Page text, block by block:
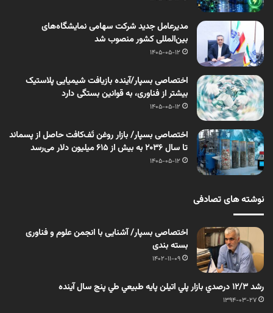
مدیرعامل جدید شرکت سهامی نمایشگاه‌های
بین‌المللی کشور منصوب شد
1405-05-12
اختصاصی بسپار/آینده بازیافت شیمیایی پلاستیک
بیشتر از فناوری، به قوانین بستگی دارد
1405-05-12
اختصاصی بسپار/ بازار روغن تَف‌کافت حاصل از پسماند
تا سال ۲۰۳۶ به بیش از ۶۱۵ میلیون دلار می‌رسد
1405-05-12
نوشته های تصادفی
اختصاصی بسپار/ آشنایی با انجمن علوم و فناوری
بسته بندی
1402-11-09
رشد 12/3 درصدي بازار پلي اتيلن پايه طبيعي طي پنج سال آينده
1394-03-27